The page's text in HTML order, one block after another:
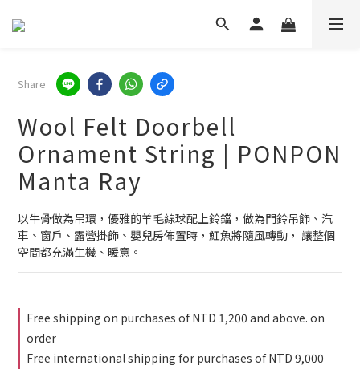
Share
Wool Felt Doorbell
Ornament String | PONPON
Manta Ray
以牛骨做為吊環，優雅的羊毛線球配上鈴鐺，做為門鈴吊飾、汽
車、窗戶、露營掛飾、嬰兒房佈置時，魟魚將隨風轉動， 讓整個
空間都充滿生機、暖意。
Free shipping on purchases of NTD 1,200 and above. on
order
Free international shipping for purchases of NTD 9,000